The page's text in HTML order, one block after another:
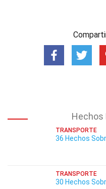
Hechos
TRANSPORTE
36 Hechos
TRANSPORTE
30 Hechos